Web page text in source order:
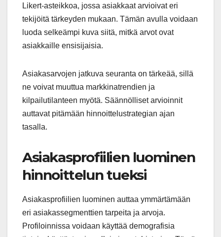
Likert-asteikkoa, jossa asiakkaat arvioivat eri
tekijöitä tärkeyden mukaan. Tämän avulla voidaan
luoda selkeämpi kuva siitä, mitkä arvot ovat
asiakkaille ensisijaisia.
Asiakasarvojen jatkuva seuranta on tärkeää, sillä
ne voivat muuttua markkinatrendien ja
kilpailutilanteen myötä. Säännölliset arvioinnit
auttavat pitämään hinnoittelustrategian ajan
tasalla.
Asiakasprofiilien luominen
hinnoittelun tueksi
Asiakasprofiilien luominen auttaa ymmärtämään
eri asiakassegmenttien tarpeita ja arvoja.
Profiloinnissa voidaan käyttää demografisia